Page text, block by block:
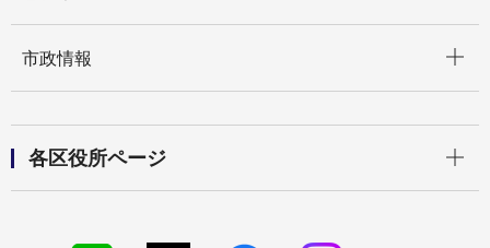
市政情報
各区役所ページ